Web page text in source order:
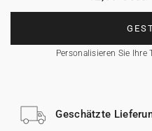
Personalisieren Sie Ihre
Geschätzte